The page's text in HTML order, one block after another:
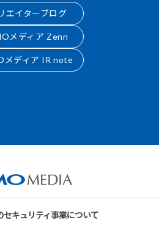
エイターブログ
メディア Zenn
メディア IR note
セキュリティ事業について